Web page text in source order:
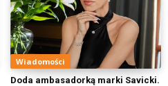
Wiadomości
Doda ambasadorką marki Savicki.